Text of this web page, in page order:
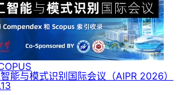
能与模式识别国际会议 （AIPR 2026）